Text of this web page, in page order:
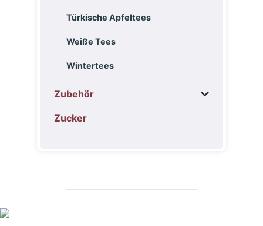
Türkische Apfeltees
Weiße Tees
Wintertees
Zubehör
Zucker